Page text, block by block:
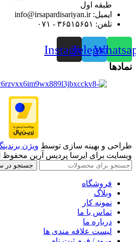
طبقه اول
ایمیل: info@irsapardisariyan.ir
تلفن: ۳۶۵۱۵۶۵۱ - ۰۷۱
Telegram
Instagram
نمادها
طراحی و بهینه سازی توسط ویژن
وبسایت برای ایرسا پردیس آرین
جستجو در
فروشگاه
وبلاگ
نمونه کار
تماس با ما
درباره ما
لیست علاقه مندی ها